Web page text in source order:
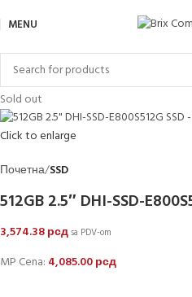
MENU
Sold out
Click to enlarge
Почетна SSD
512GB 2.5″ DHI-SSD-
3,574.38рсдsa PDV-om
MP Cena: 4,085.00рсд